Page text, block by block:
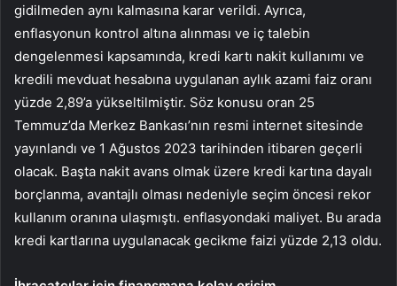
gidilmeden aynı kalmasına karar verildi. Ayrıca,
enflasyonun kontrol altına alınması ve iç talebin
dengelenmesi kapsamında, kredi kartı nakit kullanımı ve
kredili mevduat hesabına uygulanan aylık azami faiz oranı
yüzde 2,89’a yükseltilmiştir. Söz konusu oran 25
Temmuz’da Merkez Bankası’nın resmi internet sitesinde
yayınlandı ve 1 Ağustos 2023 tarihinden itibaren geçerli
olacak. Başta nakit avans olmak üzere kredi kartına dayalı
borçlanma, avantajlı olması nedeniyle seçim öncesi rekor
kullanım oranına ulaşmıştı. enflasyondaki maliyet. Bu arada
kredi kartlarına uygulanacak gecikme faizi yüzde 2,13 oldu.